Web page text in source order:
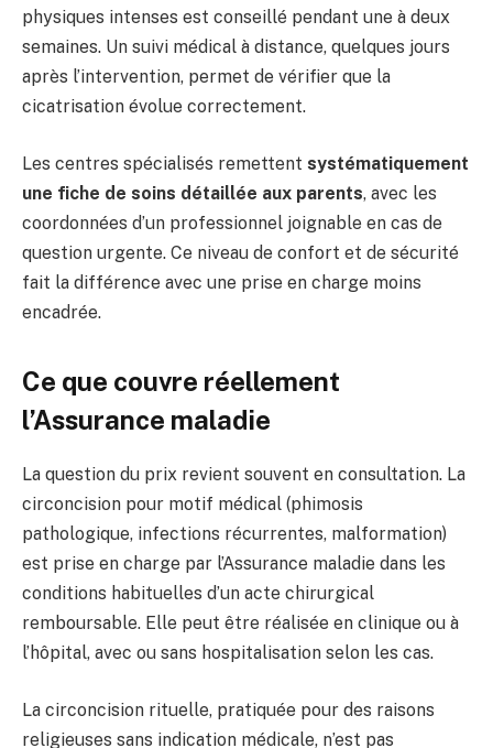
physiques intenses est conseillé pendant une à deux
semaines. Un suivi médical à distance, quelques jours
après l’intervention, permet de vérifier que la
cicatrisation évolue correctement.
Les centres spécialisés remettent systématiquement
une fiche de soins détaillée aux parents, avec les
coordonnées d’un professionnel joignable en cas de
question urgente. Ce niveau de confort et de sécurité
fait la différence avec une prise en charge moins
encadrée.
Ce que couvre réellement
l’Assurance maladie
La question du prix revient souvent en consultation. La
circoncision pour motif médical (phimosis
pathologique, infections récurrentes, malformation)
est prise en charge par l’Assurance maladie dans les
conditions habituelles d’un acte chirurgical
remboursable. Elle peut être réalisée en clinique ou à
l’hôpital, avec ou sans hospitalisation selon les cas.
La circoncision rituelle, pratiquée pour des raisons
religieuses sans indication médicale, n’est pas